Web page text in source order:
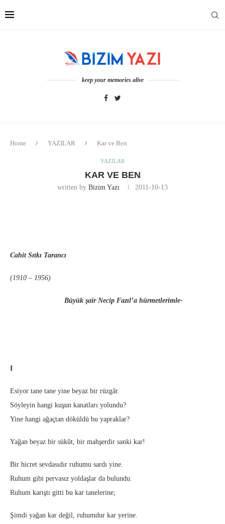
keep your memories alive
Home YAZILAR Kar ve Ben
YAZILAR
KAR VE BEN
written by Bizim Yazı 2011-10-13
Cahit Sıtkı Tarancı
(1910 – 1956)
Büyük şair Necip Fazıl’a hürmetlerimle-
I
Esiyor tane tane yine beyaz bir rüzgâr.
Söyleyin hangi kuşun kanatları yolundu?
Yine hangi ağaçtan döküldü bu yapraklar?
Yağan beyaz bir sükût, bir mahşerdir sanki kar!
Bir hicret sevdasıdır ruhumu sardı yine.
Ruhum gibi pervasız yoldaşlar da bulundu.
Ruhum karıştı gitti bu kar tanelerine;
Şimdi yağan kar değil, ruhumdur kar yerine.